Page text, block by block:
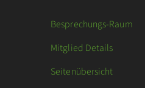
Besprechungs-Raum
Mitglied Details
Seitenübersicht